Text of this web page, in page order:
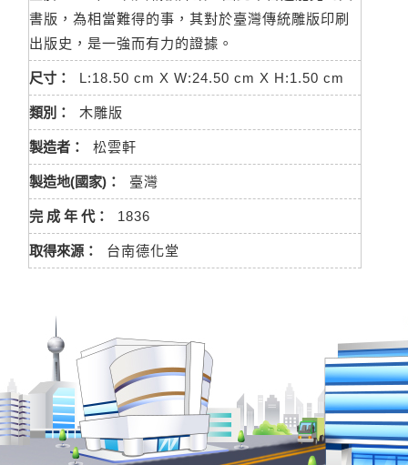
書版，為相當難得的事，其對於臺灣傳統雕版印刷
出版史，是一強而有力的證據。
尺寸： L:18.50 cm X W:24.50 cm X H:1.50 cm
類別： 木雕版
製造者： 松雲軒
製造地(國家)： 臺灣
完 成 年 代： 1836
取得來源： 台南德化堂